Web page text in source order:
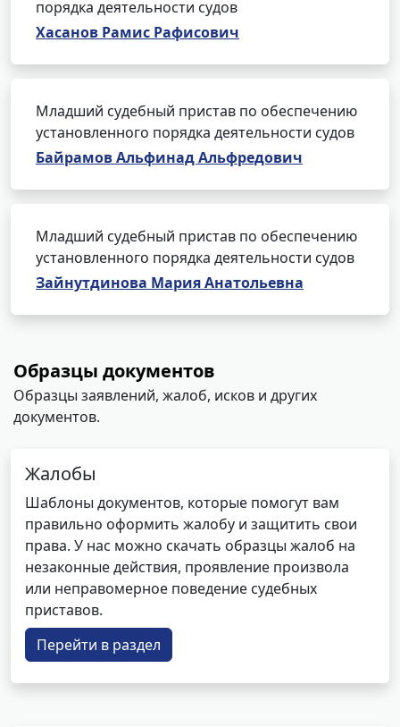
порядка деятельности судов
Хасанов Рамис Рафисович
Младший судебный пристав по обеспечению
установленного порядка деятельности судов
Байрамов Альфинад Альфредович
Младший судебный пристав по обеспечению
установленного порядка деятельности судов
Зайнутдинова Мария Анатольевна
Образцы документов
Образцы заявлений, жалоб, исков и других
документов.
Жалобы
Шаблоны документов, которые помогут вам
правильно оформить жалобу и защитить свои
права. У нас можно скачать образцы жалоб на
незаконные действия, проявление произвола
или неправомерное поведение судебных
приставов.
Перейти в раздел